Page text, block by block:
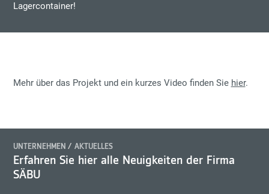
Lagercontainer!
Mehr über das Projekt und ein kurzes Video finden Sie hier.
UNTERNEHMEN AKTUELLES
Erfahren Sie hier alle Neuigkeiten der Firma
SÄBU